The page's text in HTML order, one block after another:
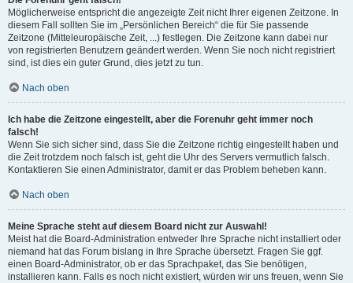
Möglicherweise entspricht die angezeigte Zeit nicht Ihrer eigenen Zeitzone. In
diesem Fall sollten Sie im „Persönlichen Bereich“ die für Sie passende
Zeitzone (Mitteleuropäische Zeit, ...) festlegen. Die Zeitzone kann dabei nur
von registrierten Benutzern geändert werden. Wenn Sie noch nicht registriert
sind, ist dies ein guter Grund, dies jetzt zu tun.
Nach oben
Ich habe die Zeitzone eingestellt, aber die Forenuhr geht immer noch
falsch!
Wenn Sie sich sicher sind, dass Sie die Zeitzone richtig eingestellt haben und
die Zeit trotzdem noch falsch ist, geht die Uhr des Servers vermutlich falsch.
Kontaktieren Sie einen Administrator, damit er das Problem beheben kann.
Nach oben
Meine Sprache steht auf diesem Board nicht zur Auswahl!
Meist hat die Board-Administration entweder Ihre Sprache nicht installiert oder
niemand hat das Forum bislang in Ihre Sprache übersetzt. Fragen Sie ggf.
einen Board-Administrator, ob er das Sprachpaket, das Sie benötigen,
installieren kann. Falls es noch nicht existiert, würden wir uns freuen, wenn Sie